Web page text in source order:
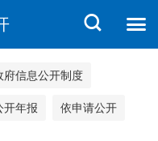
府信息公开制度
开年报 依申请公开